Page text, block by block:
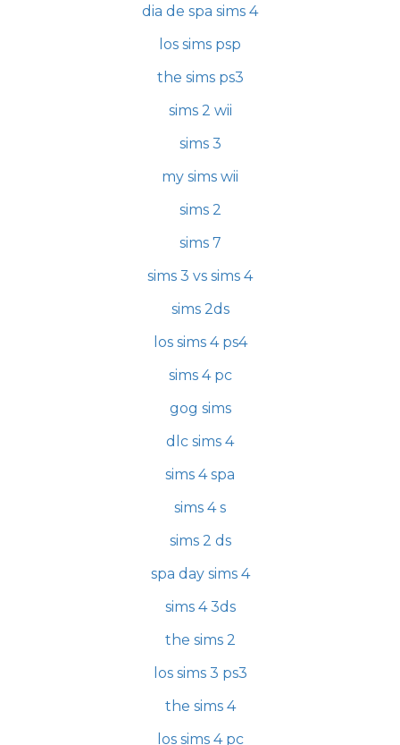
dia de spa sims 4
los sims psp
the sims ps3
sims 2 wii
sims 3
my sims wii
sims 2
sims 7
sims 3 vs sims 4
sims 2ds
los sims 4 ps4
sims 4 pc
gog sims
dlc sims 4
sims 4 spa
sims 4 s
sims 2 ds
spa day sims 4
sims 4 3ds
the sims 2
los sims 3 ps3
the sims 4
los sims 4 pc